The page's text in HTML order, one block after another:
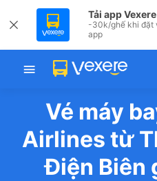
Tải app Vexere
-30k/ghế khi đặt
app
Vé máy
Airlines từ
Điện Biên